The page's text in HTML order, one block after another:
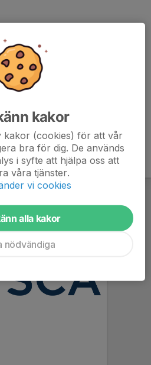
kakor
kakor (cookies) för att vår
bra för dig. De används
i syfte att hjälpa oss att
våra tjänster.
vi cookies
alla kakor
nödvändiga